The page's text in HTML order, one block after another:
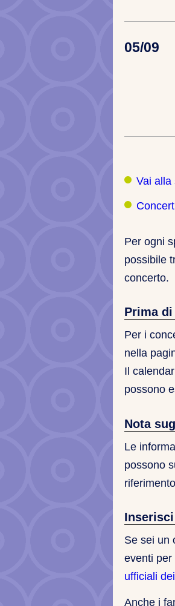
05/09
Vai alla
Per ogni
possibile
concerto.
Prima
Per i
nella
Il
possono
Nota
Le
possono
Se sei un
eventi
ufficiali
Anche i